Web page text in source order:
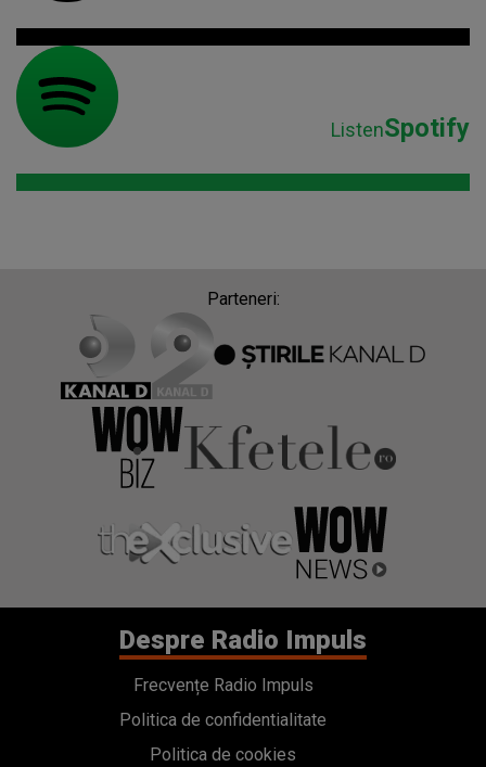
ListenSpotify
Parteneri:
Despre Radio Impuls
Frecvențe Radio Impuls
Politica de confidentialitate
Politica de cookies